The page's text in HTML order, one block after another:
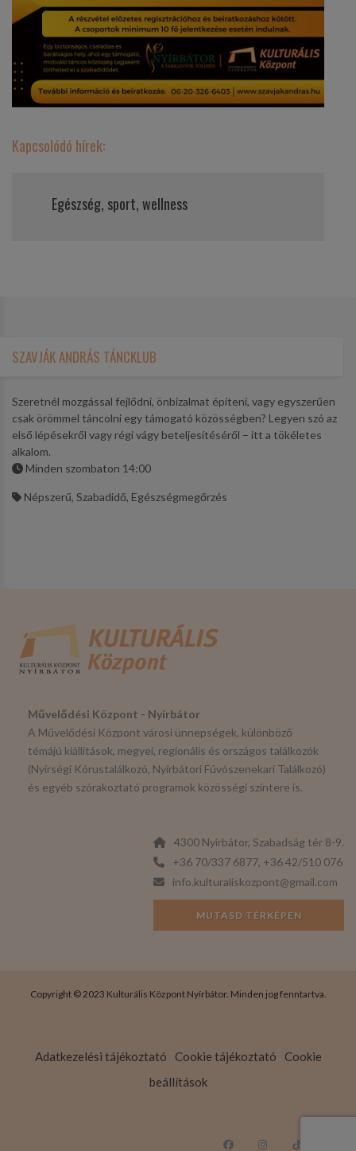
Kapcsolódó hírek:
Egészség, sport, wellness
SZAVJÁK ANDRÁS TÁNCKLUB
Szeretnél mozgással fejlődni, önbizalmat építeni, vagy egyszerűen
csak örömmel táncolni egy támogató közösségben? Legyen szó az
első lépésekről vagy régi vágy beteljesítéséről – itt a tökéletes
alkalom.
Minden szombaton 14:00
Népszerű, Szabadidő, Egészségmegőrzés
Művelődési Központ - Nyírbátor
A Művelődési Központ városi ünnepségek, különböző
témájú kiállítások, megyei, regionális és országos találkozók
(Nyírségi Kórustalálkozó, Nyírbátori Fúvószenekari Találkozó)
és egyéb szórakoztató programok közösségi színtere is.
4300 Nyírbátor, Szabadság tér 8-9.
+36 70/337 6877, +36 42/510 076
info.kulturaliskozpont@gmail.com
MUTASD TÉRKÉPEN
Copyright © 2023 Kulturális Központ Nyírbátor. Minden jog fenntartva.
Adatkezelési tájékoztató Cookie tájékoztató
Cookie
beállítások